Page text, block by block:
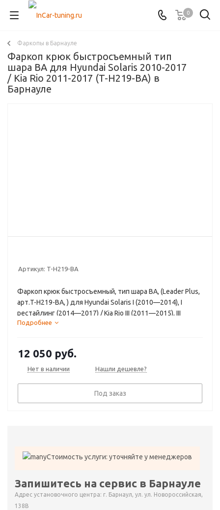
0
Фаркопы в Барнауле
Фаркоп крюк быстросъемный тип
шара BA для Hyundai Solaris 2010-2017
/ Kia Rio 2011-2017 (T-H219-BA) в
Барнауле
Артикул: T-H219-BA
Фаркоп крюк быстросъемный, тип шара BA, (Leader Plus,
арт.T-H219-BA, ) для Hyundai Solaris I (2010—2014), I
рестайлинг (2014—2017) / Kia Rio III (2011—2015), III
рестайлинг (2015—2017)
Подробнее
12 050 руб.
Нет в наличии Нашли дешевле?
Под заказ
Стоимость услуги: уточняйте у менеджеров
Запишитесь на сервис в Барнауле
Адрес установочного центра: г. Барнаул, ул. ул. Новороссийская,
138В